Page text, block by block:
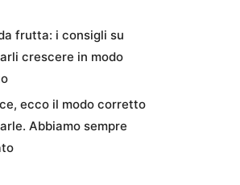
frutta: i consigli su
crescere in modo
ecco il modo corretto
Abbiamo sempre